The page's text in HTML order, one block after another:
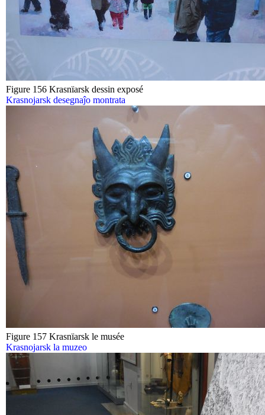
Figure 156 Krasnïarsk dessin exposé
Krasnojarsk desegnaĵo montrata
Figure 157 Krasnïarsk le musée
Krasnojarsk la muzeo